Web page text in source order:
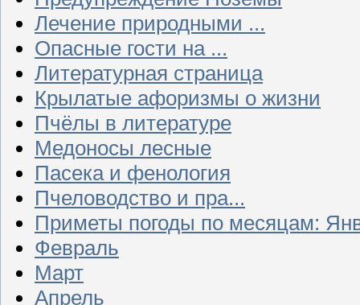
Лечение природными ...
Опасные гости на ...
Литературная страница
Крылатые афоризмы о жизни
Пчёлы в литературе
Медоносы лесные
Пасека и фенология
Пчеловодство и пра...
Приметы погоды по месяцам:
Февраль
Март
Апрель